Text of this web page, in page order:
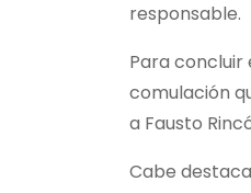
responsable.
Para
comulación
a Fausto
Cabe